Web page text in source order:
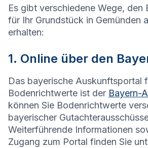
Es gibt verschiedene Wege, den
für Ihr Grundstück in Gemünden
erhalten:
1. Online über den
Das bayerische Auskunftsportal
Bodenrichtwerte ist der Bayern-
können Sie Bodenrichtwerte
bayerischer
Weiterführende Informationen
Zugang zum Portal finden Sie